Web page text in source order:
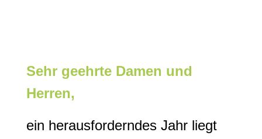
Sehr geehrte Damen und
Herren,
ein herausforderndes Jahr liegt